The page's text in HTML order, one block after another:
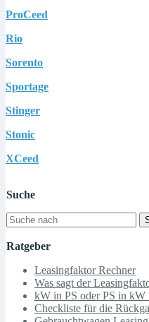
ProCeed
Rio
Sorento
Sportage
Stinger
Stonic
XCeed
Suche
Ratgeber
Leasingfaktor Rechner
Was sagt der
kW in PS oder PS in kW
Checkliste für die